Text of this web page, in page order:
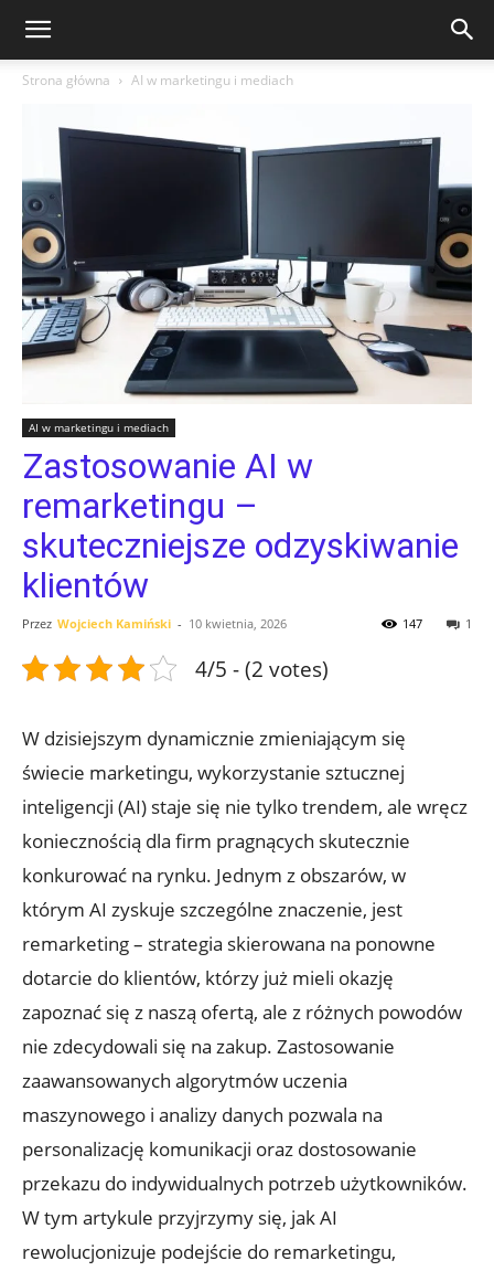
Strona główna AI w marketingu i mediach
AI w marketingu i mediach
Zastosowanie AI w
remarketingu –
skuteczniejsze odzyskiwanie
klientów
Przez Wojciech Kamiński - 10 kwietnia, 2026 1
147
4/5 - (2 votes)
W dzisiejszym dynamicznie ⁢zmieniającym się
świecie marketingu, wykorzystanie sztucznej
inteligencji (AI) staje się nie tylko trendem, ale wręcz
koniecznością dla firm ⁤pragnących skutecznie
konkurować na​ rynku. Jednym‌ z obszarów, w
którym AI zyskuje ‌szczególne znaczenie, jest
remarketing – strategia skierowana na ‍ponowne‍
dotarcie do‍ klientów,⁢ którzy już‌ mieli okazję
zapoznać się z naszą ofertą, ale z różnych powodów
‍nie zdecydowali się ⁤na zakup. Zastosowanie‌
zaawansowanych algorytmów‍ uczenia
maszynowego i analizy⁣ danych⁢ pozwala na
personalizację komunikacji oraz dostosowanie
przekazu do indywidualnych potrzeb użytkowników.
W tym artykule⁢ przyjrzymy⁢ się, jak AI
rewolucjonizuje podejście do remarketingu,